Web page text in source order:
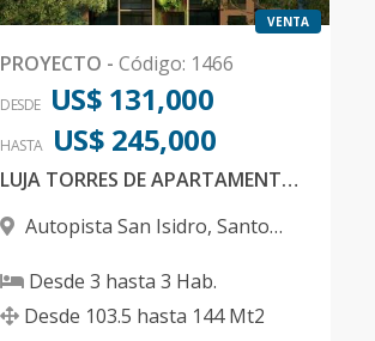
VENTA
PROYECTO - Código: 1466
DESDE US$ 131,000
HASTA US$ 245,000
LUJA TORRES DE APARTAMENTOS EN SAN ISDRO
Autopista San Isidro, Santo
Desde 3 hasta 3 Hab.
Desde 103.5 hasta 144 Mt2